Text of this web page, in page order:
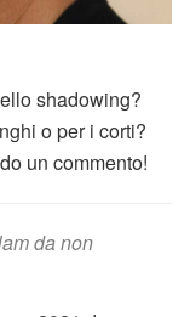
shadowing?
o per i corti?
un commento!
da non